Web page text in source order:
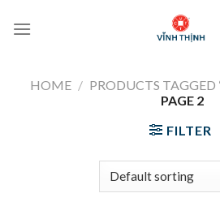
HOME / PRODUCTS TAGGED
PAGE 2
FILTER